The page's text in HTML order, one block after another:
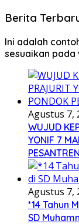
Berita
Ini adalah
sesuaikan pada
Agustus 7,
WUJUD
YONIF 7
Agustus 7,
*14 Tahun
SD